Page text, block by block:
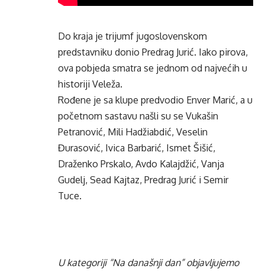
Do kraja je trijumf jugoslovenskom
predstavniku donio Predrag Jurić. Iako pirova,
ova pobjeda smatra se jednom od najvećih u
historiji Veleža.
Rođene je sa klupe predvodio Enver Marić, a u
početnom sastavu našli su se Vukašin
Petranović, Mili Hadžiabdić, Veselin
Đurasović, Ivica Barbarić, Ismet Šišić,
Draženko Prskalo, Avdo Kalajdžić, Vanja
Gudelj, Sead Kajtaz, Predrag Jurić i Semir
Tuce.
U kategoriji “Na današnji dan” objavljujemo